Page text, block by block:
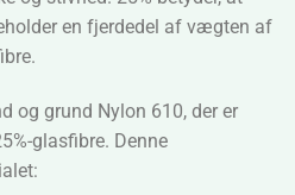
en fjerdedel af vægten af
og grund Nylon 610, der er
glasfibre. Denne